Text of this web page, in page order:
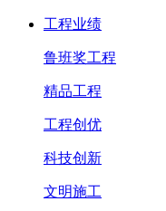
工程业绩
鲁班奖工程
精品工程
工程创优
科技创新
文明施工